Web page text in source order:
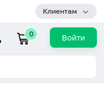
Клиентам
0 Войти